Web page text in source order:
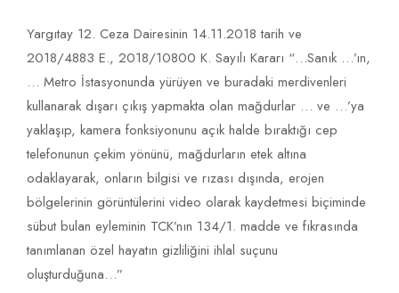
Yargıtay 12. Ceza Dairesinin 14.11.2018 tarih ve
2018/4883 E., 2018/10800 K. Sayılı Kararı “…Sanık …’ın,
… Metro İstasyonunda yürüyen ve buradaki merdivenleri
kullanarak dışarı çıkış yapmakta olan mağdurlar … ve …’ya
yaklaşıp, kamera fonksiyonunu açık halde bıraktığı cep
telefonunun çekim yönünü, mağdurların etek altına
odaklayarak, onların bilgisi ve rızası dışında, erojen
bölgelerinin görüntülerini video olarak kaydetmesi biçiminde
sübut bulan eyleminin TCK’nın 134/1. madde ve fıkrasında
tanımlanan özel hayatın gizliliğini ihlal suçunu
oluşturduğuna…”